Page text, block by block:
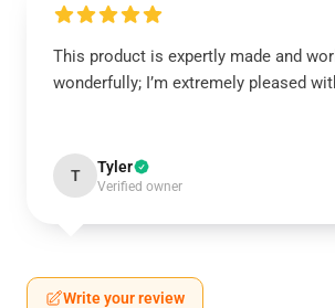
This product is expertly made and
wonderfully; I’m extremely pleased
T Tyler
Verified owner
Write your review